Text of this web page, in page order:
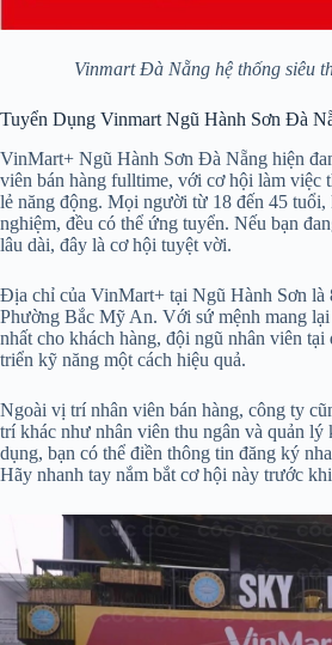
Vinmart Đà Nẵng hệ thống siêu
Tuyển Dụng Vinmart Ngũ Hành Sơn Đà
VinMart+ Ngũ Hành Sơn Đà Nẵng hiện
viên bán hàng fulltime, với cơ hội làm việc
lẻ năng động. Mọi người từ 18 đến 45 tuổi,
nghiệm, đều có thể ứng tuyển. Nếu bạn
lâu dài, đây là cơ hội tuyệt vời.
Địa chỉ của VinMart+ tại Ngũ Hành Sơn
Phường Bắc Mỹ An. Với sứ mệnh mang lại
nhất cho khách hàng, đội ngũ nhân viên tại
triển kỹ năng một cách hiệu quả.
Ngoài vị trí nhân viên bán hàng, công ty
trí khác như nhân viên thu ngân và quản lý
dụng, bạn có thể điền thông tin đăng ký
Hãy nhanh tay nắm bắt cơ hội này trước